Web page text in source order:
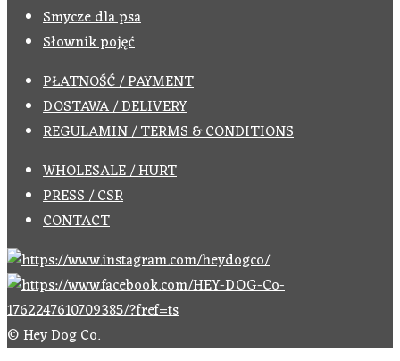
Smycze dla psa
Słownik pojęć
PŁATNOŚĆ / PAYMENT
DOSTAWA / DELIVERY
REGULAMIN / TERMS & CONDITIONS
WHOLESALE / HURT
PRESS / CSR
CONTACT
© Hey Dog Co.